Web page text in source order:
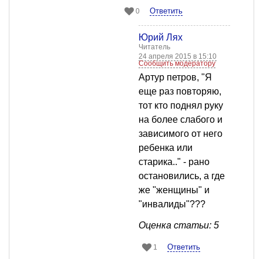
0 Ответить
Юрий Лях
Читатель
24 апреля 2015 в 15:10
Сообщить модератору
Артур петров, "Я
еще раз повторяю,
тот кто поднял руку
на более слабого и
зависимого от него
ребенка или
старика.." - рано
остановились, а где
же "женщины" и
"инвалиды"???
Оценка статьи: 5
1 Ответить